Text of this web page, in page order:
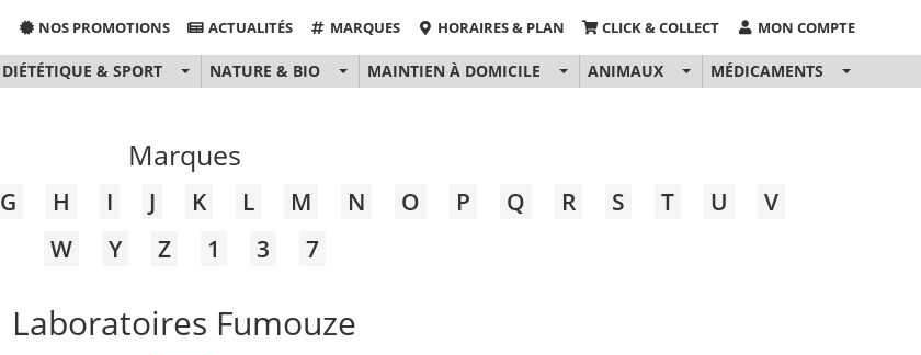
NOS PROMOTIONS ACTUALITÉS MARQUES HORAIRES & PLAN CLICK & COLLECT MON COMPTE
DIÉTÉTIQUE & SPORT NATURE & BIO MAINTIEN À DOMICILE ANIMAUX MÉDICAMENTS
Marques
G H I J K L M N O P Q R S T U
V
W
Y Z 1 3 7
Laboratoires Fumouze